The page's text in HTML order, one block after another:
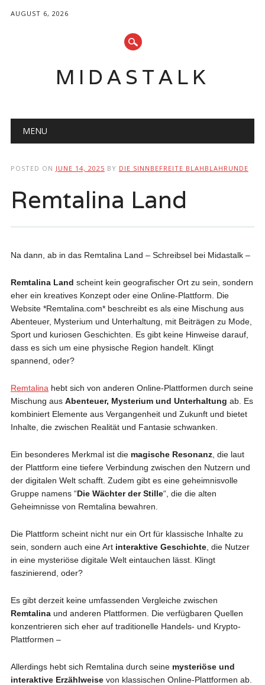
AUGUST 6, 2026
MIDASTALK
Main menu
MENU
POSTED ON JUNE 14, 2025 BY DIE SINNBEFREITE BLAHBLAHRUNDE
Remtalina Land
Na dann, ab in das Remtalina Land – Schreibsel bei Midastalk –
Remtalina Land scheint kein geografischer Ort zu sein, sondern
eher ein kreatives Konzept oder eine Online-Plattform. Die
Website *Remtalina.com* beschreibt es als eine Mischung aus
Abenteuer, Mysterium und Unterhaltung, mit Beiträgen zu Mode,
Sport und kuriosen Geschichten. Es gibt keine Hinweise darauf,
dass es sich um eine physische Region handelt. Klingt
spannend, oder?
Remtalina hebt sich von anderen Online-Plattformen durch seine
Mischung aus Abenteuer, Mysterium und Unterhaltung ab. Es
kombiniert Elemente aus Vergangenheit und Zukunft und bietet
Inhalte, die zwischen Realität und Fantasie schwanken.
Ein besonderes Merkmal ist die magische Resonanz, die laut
der Plattform eine tiefere Verbindung zwischen den Nutzern und
der digitalen Welt schafft. Zudem gibt es eine geheimnisvolle
Gruppe namens “Die Wächter der Stille“, die die alten
Geheimnisse von Remtalina bewahren.
Die Plattform scheint nicht nur ein Ort für klassische Inhalte zu
sein, sondern auch eine Art interaktive Geschichte, die Nutzer
in eine mysteriöse digitale Welt eintauchen lässt. Klingt
faszinierend, oder?
Es gibt derzeit keine umfassenden Vergleiche zwischen
Remtalinaund anderen Plattformen. Die verfügbaren Quellen
konzentrieren sich eher auf traditionelle Handels- und Krypto-
Plattformen –
Allerdings hebt sich Remtalina durch seine mysteriöse und
interaktive Erzählweise von klassischen Online-Plattformen ab.